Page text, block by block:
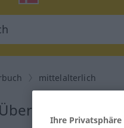
mittelalterlich
für
Ihre